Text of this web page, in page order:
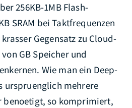
256KB-1MB Flash-
SRAM bei Taktfrequenzen
Gegensatz zu Cloud-
GB Speicher und
Wie man ein Deep-
urspruenglich mehrere
benoetigt, so komprimiert,